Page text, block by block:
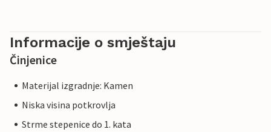
Informacije o smještaju
Činjenice
Materijal izgradnje: Kamen
Niska visina potkrovlja
Strme stepenice do 1. kata